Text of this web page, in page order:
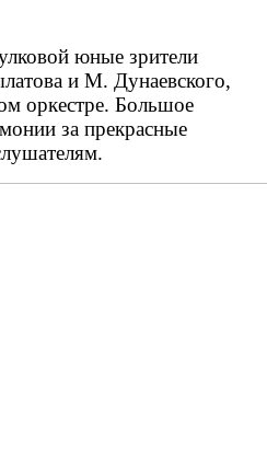
юные зрители
и М. Дунаевского,
оркестре. Большое
за прекрасные